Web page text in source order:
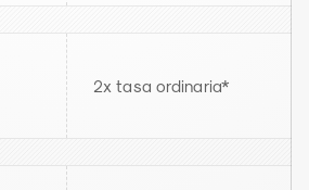
2x tasa ordinaria*